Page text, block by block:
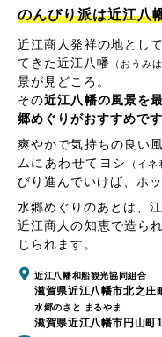
のんびり派は近江八
近江商人発祥の地とし
てきた近江八幡 （おうみ
景が見どころ。
その近江八幡の風景を
郷めぐりがおすすめです
爽やかで気持ちの良い
ムにあわせてヨシ
（イ
びり進んでいけば、ホ
水郷めぐりのあとは、
近江商人の知恵で造ら
じられます。
近江八幡和船観光協同組合
滋賀県近江八幡市北之庄
水郷のさと まるやま
滋賀県近江八幡市円山町